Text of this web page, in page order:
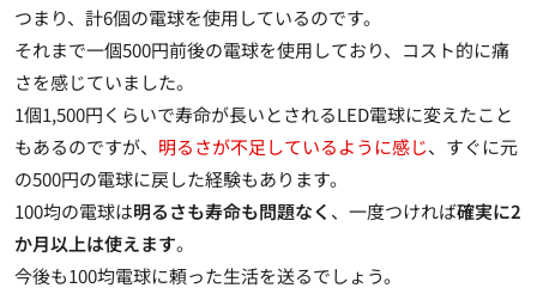
つまり、計6個の電球を使用しているのです。
それまで一個500円前後の電球を使用しており、コスト的に痛
さを感じていました。
1個1,500円くらいで寿命が長いとされるLED電球に変えたこと
もあるのですが、 明るさが不足しているように感じ、すぐに元
の500円の電球に戻した経験もあります。
100均の電球は明るさも寿命も問題なく 、一度つければ確実に2
か月以上は使えます。
今後も100均電球に頼った生活を送るでしょう。